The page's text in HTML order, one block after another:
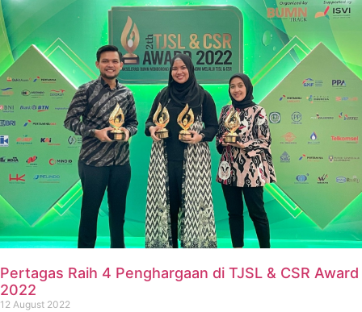
Pertagas Raih 4 Penghargaan di TJSL & CSR Award
2022
12 August 2022